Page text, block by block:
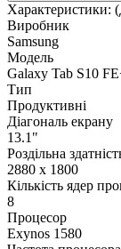
Характеристики:
Виробник
Samsung
Модель
Galaxy Tab S10
Тип
Продуктивні
Діагональ екрану
13.1"
Роздільна
2880 x 1800
Кількість ядер
8
Процесор
Exynos 1580